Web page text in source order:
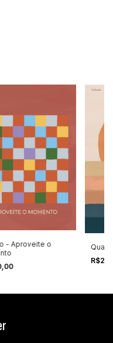
- Aproveite o